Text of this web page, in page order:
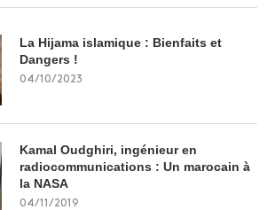
La Hijama islamique : Bienfaits et
Dangers !
04/10/2023
Kamal Oudghiri, ingénieur en
radiocommunications : Un marocain à
la NASA
04/11/2019